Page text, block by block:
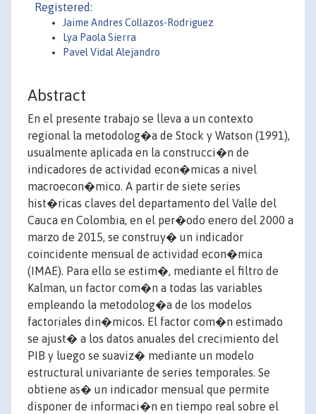
Registered:
Jaime Andres Collazos-Rodriguez
Lya Paola Sierra
Pavel Vidal Alejandro
Abstract
En el presente trabajo se lleva a un contexto
regional la metodolog�a de Stock y Watson (1991),
usualmente aplicada en la construcci�n de
indicadores de actividad econ�micas a nivel
macroecon�mico. A partir de siete series
hist�ricas claves del departamento del Valle del
Cauca en Colombia, en el per�odo enero del 2000 a
marzo de 2015, se construy� un indicador
coincidente mensual de actividad econ�mica
(IMAE). Para ello se estim�, mediante el filtro de
Kalman, un factor com�n a todas las variables
empleando la metodolog�a de los modelos
factoriales din�micos. El factor com�n estimado
se ajust� a los datos anuales del crecimiento del
PIB y luego se suaviz� mediante un modelo
estructural univariante de series temporales. Se
obtiene as� un indicador mensual que permite
disponer de informaci�n en tiempo real sobre el